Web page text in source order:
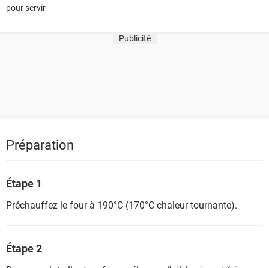
pour servir
Publicité
Préparation
Étape 1
Préchauffez le four à 190°C (170°C chaleur tournante).
Étape 2